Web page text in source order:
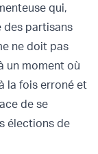
qui,
des partisans
ne doit pas
un moment où
la fois erroné et
de se
élections de